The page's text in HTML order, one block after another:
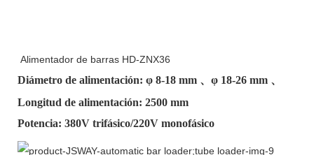
Alimentador de barras HD-ZNX36
Diámetro de alimentación: φ 8-18 mm 、φ 18-26 mm 、
Longitud de alimentación: 2500 mm
Potencia: 380V trifásico/220V monofásico